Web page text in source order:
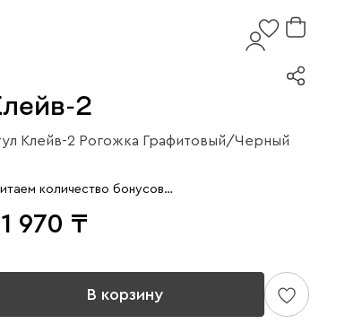
2
Клейв-2 Рогожка Графитовый/Черный
количество бонусов…
970
В корзину